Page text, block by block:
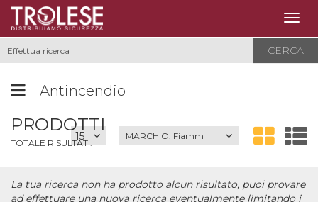
CERCA
Antincendio
MARCHIO: Fiamm
PRODOTTI
TOTALE RISULTATI:
La tua ricerca non ha prodotto alcun risultato, puoi provare
ad effettuare una nuova ricerca eventualmente limitando i